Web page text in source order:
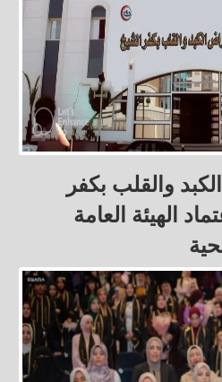
والقلب بكفر
الهيئة العامة